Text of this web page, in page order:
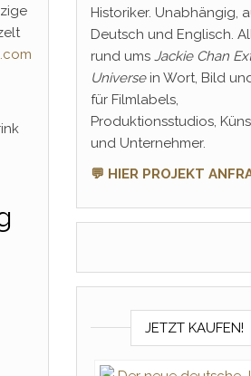
Historiker. Unabhängig,
Deutsch und Englisch.
rund ums Jackie Chan
Universein Wort, Bild
für Filmlabels,
Produktionsstudios,
und Unternehmer.
💬 HIER PROJEKT
JETZT KAUFEN!